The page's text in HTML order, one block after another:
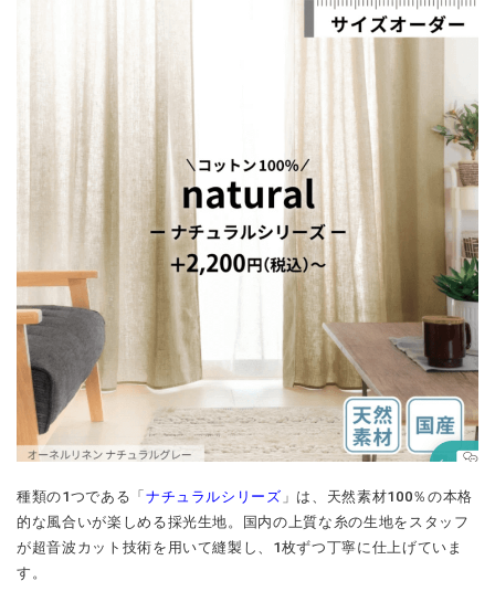
種類の1つである「 ナチュラルシリーズ 」は、天然素材100％の本格
的な風合いが楽しめる採光生地。国内の上質な糸の生地をスタッフ
が超音波カット技術を用いて縫製し、1枚ずつ丁寧に仕上げていま
す。